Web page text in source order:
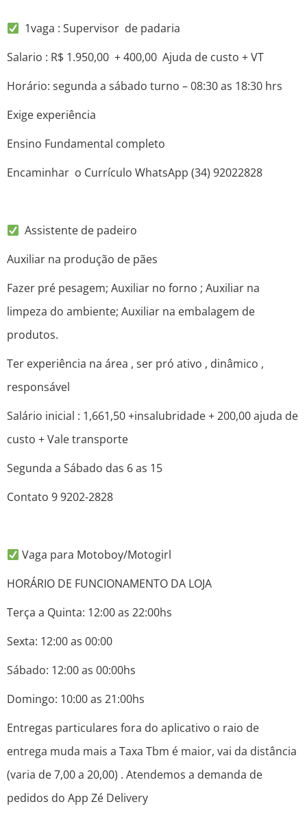
1vaga : Supervisor de padaria
Salario : R$ 1.950,00 + 400,00 Ajuda de custo + VT
Horário: segunda a sábado turno – 08:30 as 18:30 hrs
Exige experiência
Ensino Fundamental completo
Encaminhar o Currículo WhatsApp (34) 92022828
Assistente de padeiro
Auxiliar na produção de pães
Fazer pré pesagem; Auxiliar no forno ; Auxiliar na
limpeza do ambiente; Auxiliar na embalagem de
produtos.
Ter experiência na área , ser pró ativo , dinâmico ,
responsável
Salário inicial : 1,661,50 +insalubridade + 200,00 ajuda de
custo + Vale transporte
Segunda a Sábado das 6 as 15
Contato 9 9202-2828
Vaga para Motoboy/Motogirl
HORÁRIO DE FUNCIONAMENTO DA LOJA
Terça a Quinta: 12:00 as 22:00hs
Sexta: 12:00 as 00:00
Sábado: 12:00 as 00:00hs
Domingo: 10:00 as 21:00hs
Entregas particulares fora do aplicativo o raio de
entrega muda mais a Taxa Tbm é maior, vai da distância
(varia de 7,00 a 20,00) . Atendemos a demanda de
pedidos do App Zé Delivery